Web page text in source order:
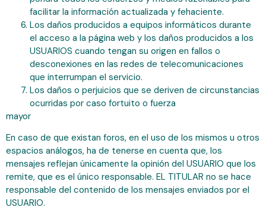
facilitar la información actualizada y fehaciente.
Los daños producidos a equipos informáticos durante
el acceso a la página web y los daños producidos a los
USUARIOS cuando tengan su origen en fallos o
desconexiones en las redes de telecomunicaciones
que interrumpan el servicio.
Los daños o perjuicios que se deriven de circunstancias
ocurridas por caso fortuito o fuerza
mayor
En caso de que existan foros, en el uso de los mismos u otros
espacios análogos, ha de tenerse en cuenta que, los
mensajes reflejan únicamente la opinión del USUARIO que los
remite, que es el único responsable. EL TITULAR no se hace
responsable del contenido de los mensajes enviados por el
USUARIO.